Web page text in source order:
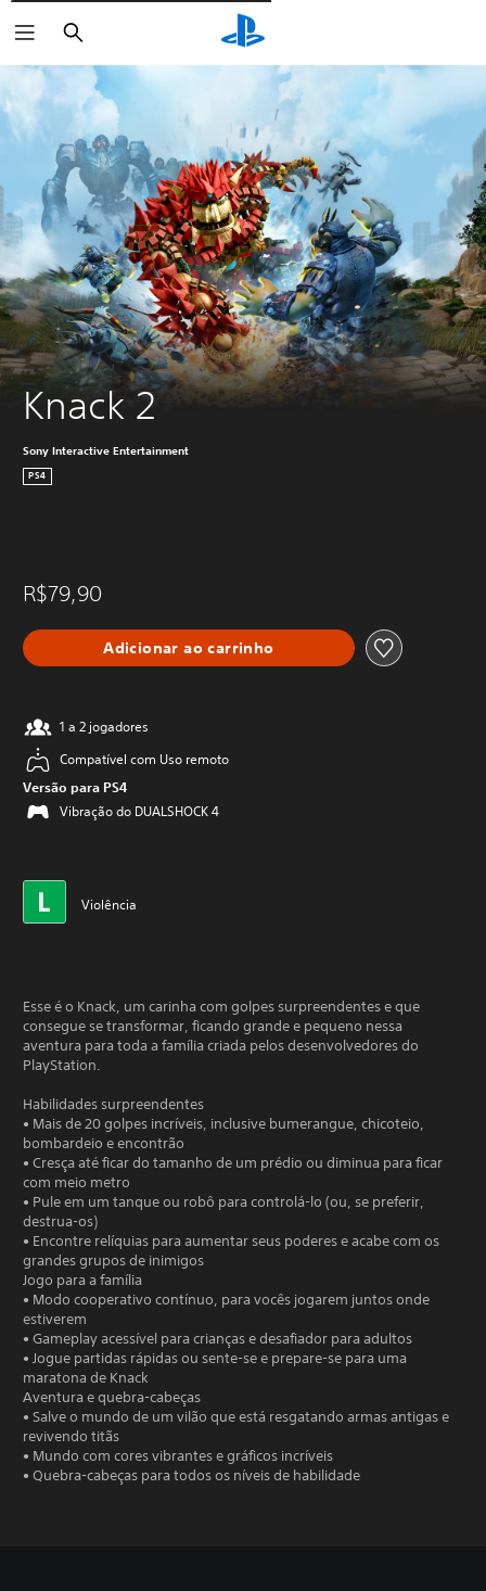
Pesquisar
Knack 2
Sony Interactive Entertainment
PS4
R$79,90
Adicionar ao carrinho
1 a 2 jogadores
Compatível com Uso remoto
Versão para PS4
Vibração do DUALSHOCK 4
Violência
Esse é o Knack, um carinha com golpes surpreendentes e que
consegue se transformar, ficando grande e pequeno nessa
aventura para toda a família criada pelos desenvolvedores do
PlayStation.
Habilidades surpreendentes
• Mais de 20 golpes incríveis, inclusive bumerangue, chicoteio,
bombardeio e encontrão
• Cresça até ficar do tamanho de um prédio ou diminua para ficar
com meio metro
• Pule em um tanque ou robô para controlá-lo (ou, se preferir,
destrua-os)
• Encontre relíquias para aumentar seus poderes e acabe com os
grandes grupos de inimigos
Jogo para a família
• Modo cooperativo contínuo, para vocês jogarem juntos onde
estiverem
• Gameplay acessível para crianças e desafiador para adultos
• Jogue partidas rápidas ou sente-se e prepare-se para uma
maratona de Knack
Aventura e quebra-cabeças
• Salve o mundo de um vilão que está resgatando armas antigas e
revivendo titãs
• Mundo com cores vibrantes e gráficos incríveis
• Quebra-cabeças para todos os níveis de habilidade